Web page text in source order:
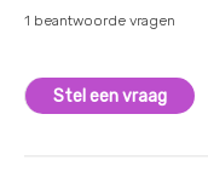
1 beantwoorde vragen
Stel een vraag